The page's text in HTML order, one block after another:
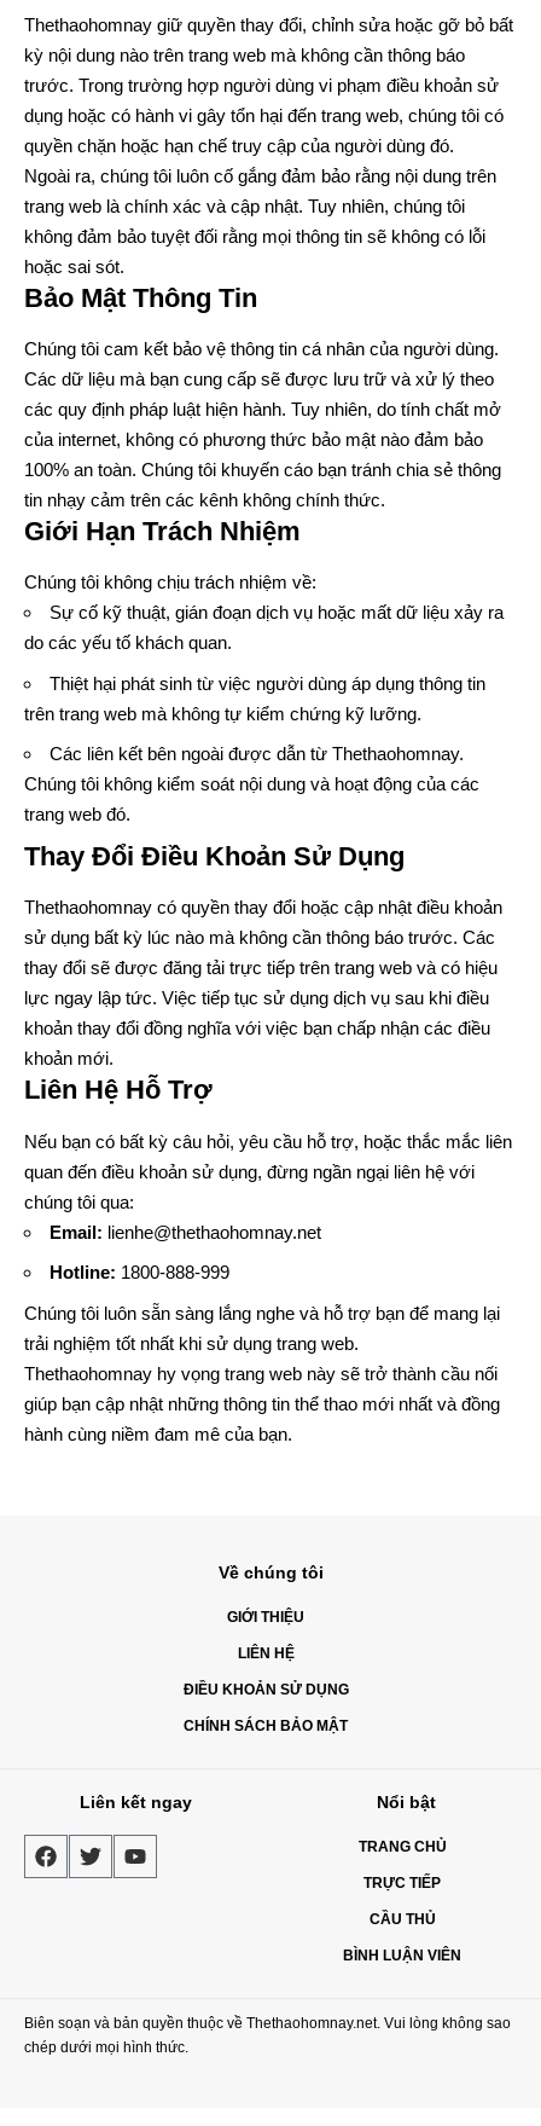
Thethaohomnay giữ quyền thay đổi, chỉnh sửa hoặc gỡ bỏ bất
kỳ nội dung nào trên trang web mà không cần thông báo
trước. Trong trường hợp người dùng vi phạm điều khoản sử
dụng hoặc có hành vi gây tổn hại đến trang web, chúng tôi có
quyền chặn hoặc hạn chế truy cập của người dùng đó.
Ngoài ra, chúng tôi luôn cố gắng đảm bảo rằng nội dung trên
trang web là chính xác và cập nhật. Tuy nhiên, chúng tôi
không đảm bảo tuyệt đối rằng mọi thông tin sẽ không có lỗi
hoặc sai sót.
Bảo Mật Thông Tin
Chúng tôi cam kết bảo vệ thông tin cá nhân của người dùng.
Các dữ liệu mà bạn cung cấp sẽ được lưu trữ và xử lý theo
các quy định pháp luật hiện hành. Tuy nhiên, do tính chất mở
của internet, không có phương thức bảo mật nào đảm bảo
100% an toàn. Chúng tôi khuyến cáo bạn tránh chia sẻ thông
tin nhạy cảm trên các kênh không chính thức.
Giới Hạn Trách Nhiệm
Chúng tôi không chịu trách nhiệm về:
Sự cố kỹ thuật, gián đoạn dịch vụ hoặc mất dữ liệu xảy ra
do các yếu tố khách quan.
Thiệt hại phát sinh từ việc người dùng áp dụng thông tin
trên trang web mà không tự kiểm chứng kỹ lưỡng.
Các liên kết bên ngoài được dẫn từ Thethaohomnay.
Chúng tôi không kiểm soát nội dung và hoạt động của các
trang web đó.
Thay Đổi Điều Khoản Sử Dụng
Thethaohomnay có quyền thay đổi hoặc cập nhật điều khoản
sử dụng bất kỳ lúc nào mà không cần thông báo trước. Các
thay đổi sẽ được đăng tải trực tiếp trên trang web và có hiệu
lực ngay lập tức. Việc tiếp tục sử dụng dịch vụ sau khi điều
khoản thay đổi đồng nghĩa với việc bạn chấp nhận các điều
khoản mới.
Liên Hệ Hỗ Trợ
Nếu bạn có bất kỳ câu hỏi, yêu cầu hỗ trợ, hoặc thắc mắc liên
quan đến điều khoản sử dụng, đừng ngần ngại liên hệ với
chúng tôi qua:
Email: lienhe@thethaohomnay.net
Hotline: 1800-888-999
Chúng tôi luôn sẵn sàng lắng nghe và hỗ trợ bạn để mang lại
trải nghiệm tốt nhất khi sử dụng trang web.
Thethaohomnay hy vọng trang web này sẽ trở thành cầu nối
giúp bạn cập nhật những thông tin thể thao mới nhất và đồng
hành cùng niềm đam mê của bạn.
Về chúng tôi
GIỚI THIỆU
LIÊN HỆ
ĐIỀU KHOẢN SỬ DỤNG
CHÍNH SÁCH BẢO MẬT
Liên kết ngay Nổi bật
TRANG CHỦ
TRỰC TIẾP
CẦU THỦ
BÌNH LUẬN VIÊN
Biên soạn và bản quyền thuộc về Thethaohomnay.net. Vui lòng không sao
chép dưới mọi hình thức.